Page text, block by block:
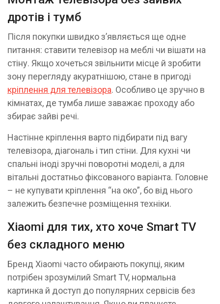
дротів і тумб
Після покупки швидко з’являється ще одне
питання: ставити телевізор на меблі чи вішати на
стіну. Якщо хочеться звільнити місце й зробити
зону перегляду акуратнішою, стане в пригоді
кріплення для телевізора. Особливо це зручно в
кімнатах, де тумба лише заважає проходу або
збирає зайві речі.
Настінне кріплення варто підбирати під вагу
телевізора, діагональ і тип стіни. Для кухні чи
спальні іноді зручні поворотні моделі, а для
вітальні достатньо фіксованого варіанта. Головне
– не купувати кріплення “на око”, бо від нього
залежить безпечне розміщення техніки.
Xiaomi для тих, хто хоче Smart TV
без складного меню
Бренд Xiaomi часто обирають покупці, яким
потрібен зрозумілий Smart TV, нормальна
картинка й доступ до популярних сервісів без